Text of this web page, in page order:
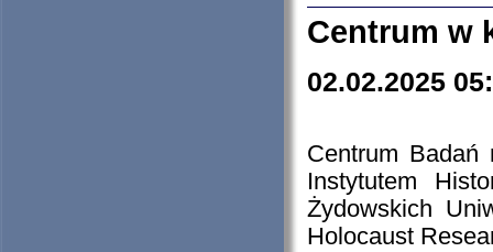
Centrum w
02.02.2025
Centrum Badań
Instytutem
Żydowskich
Holocaust